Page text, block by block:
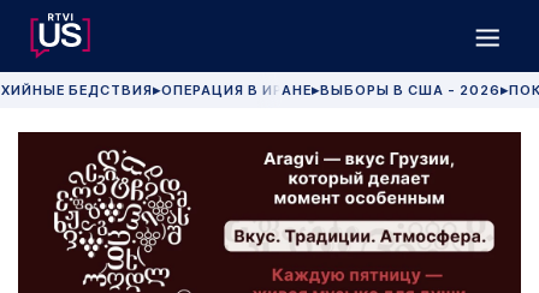
БЕДСТВИЯ▶ОПЕРАЦИЯ В ИРАНЕ▶ВЫБОРЫ В США - 2026 ▶